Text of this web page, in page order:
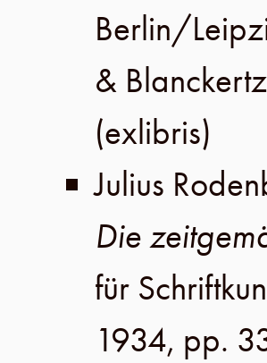
Berlin/
& Blanckertz
(exlibris)
Julius
Die
für
1934, pp.